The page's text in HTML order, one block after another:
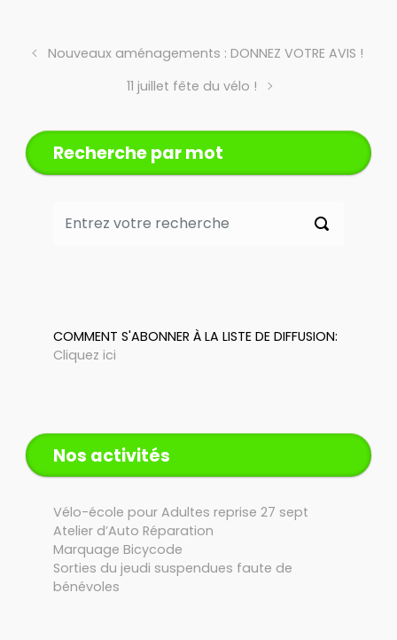
Nouveaux aménagements : DONNEZ VOTRE AVIS !
11 juillet fête du vélo !
Recherche par mot
COMMENT S'ABONNER À LA LISTE DE DIFFUSION:
Cliquez ici
Nos activités
Vélo-école pour Adultes reprise 27 sept
Atelier d’Auto Réparation
Marquage Bicycode
Sorties du jeudi suspendues faute de
bénévoles